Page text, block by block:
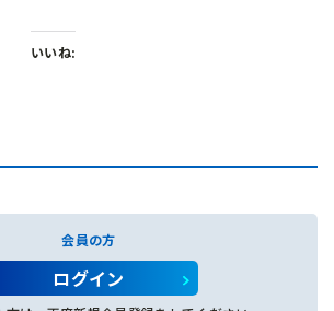
いいね:
会員の方
ログイン